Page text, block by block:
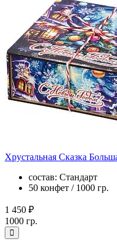
Хрустальная Сказка
состав: Стандарт
50 конфет / 1000 гр.
1 450 ₽
1000 гр.